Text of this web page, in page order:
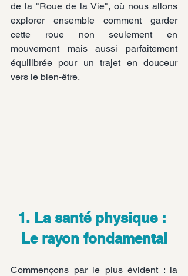
de la "Roue de la Vie", où nous allons
explorer ensemble comment garder
cette roue non seulement en
mouvement mais aussi parfaitement
équilibrée pour un trajet en douceur
vers le bien-être.
1. La santé physique :
Le rayon fondamental
Commençons par le plus évident : la